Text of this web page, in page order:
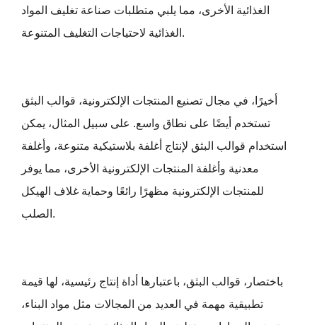
الغذائية الأخرى، مما يلبي متطلبات صناعة تغليف المواد
الغذائية لاحتياجات التغليف المتنوعة.
أخيرًا، في مجال تصنيع المنتجات الإلكترونية، قوالب البثق
تستخدم أيضًا على نطاق واسع. على سبيل المثال، يمكن
استخدام قوالب البثق لإنتاج أغلفة بلاستيكية متنوعة، وأغلفة
معدنية وأغلفة المنتجات الإلكترونية الأخرى، مما يوفر
للمنتجات الإلكترونية مظهرًا رائعًا وحماية غلاف الهيكل
الصلب.
باختصار، قوالب البثق، باعتبارها أداة إنتاج رئيسية، لها قيمة
تطبيقية مهمة في العديد من المجالات مثل مواد البناء،